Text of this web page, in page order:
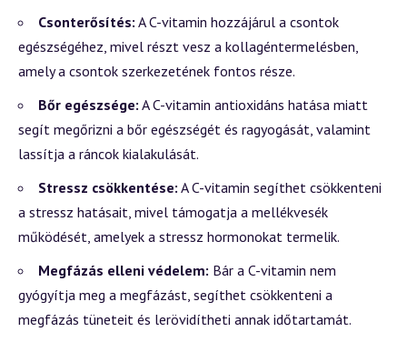
Csonterősítés: A C-vitamin hozzájárul a csontok
egészségéhez, mivel részt vesz a kollagéntermelésben,
amely a csontok szerkezetének fontos része.
Bőr egészsége: A C-vitamin antioxidáns hatása miatt
segít megőrizni a bőr egészségét és ragyogását, valamint
lassítja a ráncok kialakulását.
Stressz csökkentése: A C-vitamin segíthet csökkenteni
a stressz hatásait, mivel támogatja a mellékvesék
működését, amelyek a stressz hormonokat termelik.
Megfázás elleni védelem: Bár a C-vitamin nem
gyógyítja meg a megfázást, segíthet csökkenteni a
megfázás tüneteit és lerövidítheti annak időtartamát.